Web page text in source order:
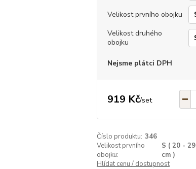
Velikost prvního obojku
Velikost druhého
obojku
Nejsme plátci DPH
919 Kč/set
Číslo produktu: 346
Velikost prvního
obojku:
S ( 20 - 29
cm )
Hlídat cenu / dostupnost